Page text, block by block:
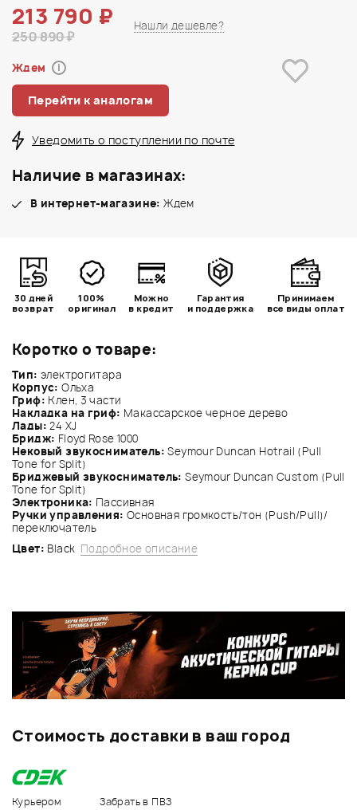
Коротко о товаре:
Тип: электрогитара
Корпус:Ольха
Гриф: Клен, 3 части
Накладка на гриф: Макассарское черное дерево
Лады:24 XJ
Бридж: Floyd Rose 1000
Нековый звукосниматель: Seymour Duncan Hotrail (Pull
Tone for Split)
Бриджевый звукосниматель: Seymour Duncan Custom (Pull
Tone for Split)
Электроника: Пассивная
Ручки управления:Основная громкость/тон (Push/Pull)/
переключатель
Цвет: Black Подробное описание
213 790 ₽
250 890 ₽
Нашли дешевле?
Ждем i
Перейти к аналогам
Уведомить о поступлении по почте
Наличие в магазинах:
В интернет-магазине: Ждем
30 дней
возврат
100%
оригинал
Можно
в кредит
Гарантия
и поддержка
Принимаем
все виды оплат
Стоимость доставки в ваш город
Курьером
Забрать в ПВЗ